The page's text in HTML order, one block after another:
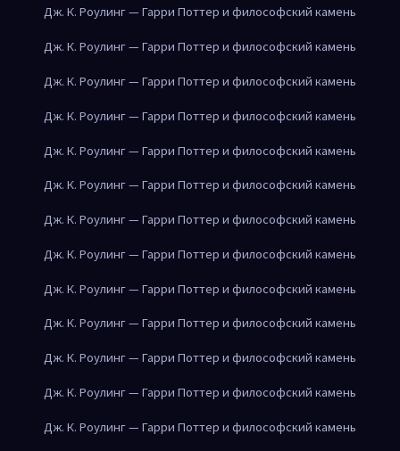
Дж. К. Роулинг — Гарри Поттер и философский камень
Дж. К. Роулинг — Гарри Поттер и философский камень
Дж. К. Роулинг — Гарри Поттер и философский камень
Дж. К. Роулинг — Гарри Поттер и философский камень
Дж. К. Роулинг — Гарри Поттер и философский камень
Дж. К. Роулинг — Гарри Поттер и философский камень
Дж. К. Роулинг — Гарри Поттер и философский камень
Дж. К. Роулинг — Гарри Поттер и философский камень
Дж. К. Роулинг — Гарри Поттер и философский камень
Дж. К. Роулинг — Гарри Поттер и философский камень
Дж. К. Роулинг — Гарри Поттер и философский камень
Дж. К. Роулинг — Гарри Поттер и философский камень
Дж. К. Роулинг — Гарри Поттер и философский камень